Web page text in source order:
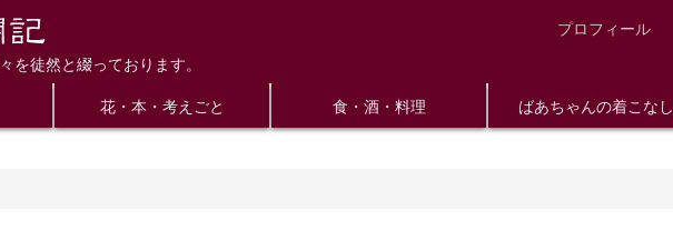
を徒然と綴っております。
プロフィール
花・本・考えごと 食・酒・料理 ばあちゃんの着こなし